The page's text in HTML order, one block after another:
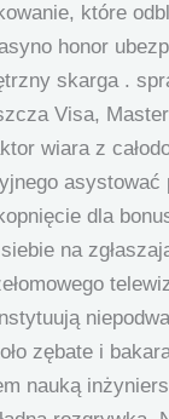
które
honor
skarga .
Visa,
wiara z
dla
na
zębate i
nauką